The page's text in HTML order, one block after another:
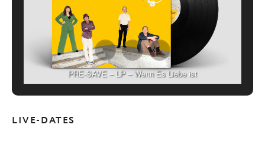
PRE-SAVE – LP – Wenn Es Liebe ist
LIVE-DATES